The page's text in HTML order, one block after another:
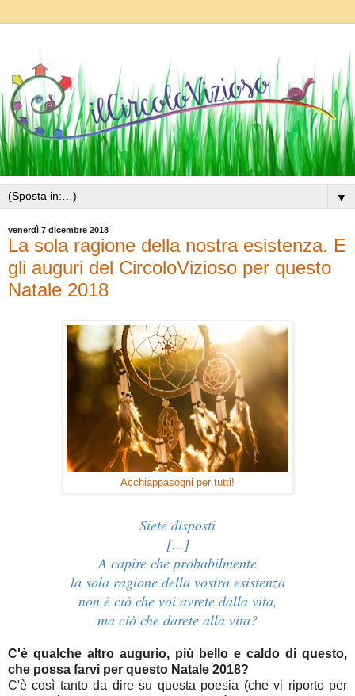
▼
venerdì 7 dicembre 2018
La sola ragione della nostra esistenza. E
gli auguri del CircoloVizioso per questo
Natale 2018
Acchiappasogni per tutti!
Siete disposti
[...]
A capire che probabilmente
la sola ragione della vostra esistenza
non è ciò che voi avrete dalla vita,
ma ciò che darete alla vita?
C'è qualche altro augurio, più bello e caldo di questo,
che possa farvi per questo Natale 2018?
C'è così tanto da dire su questa poesia (che vi riporto per